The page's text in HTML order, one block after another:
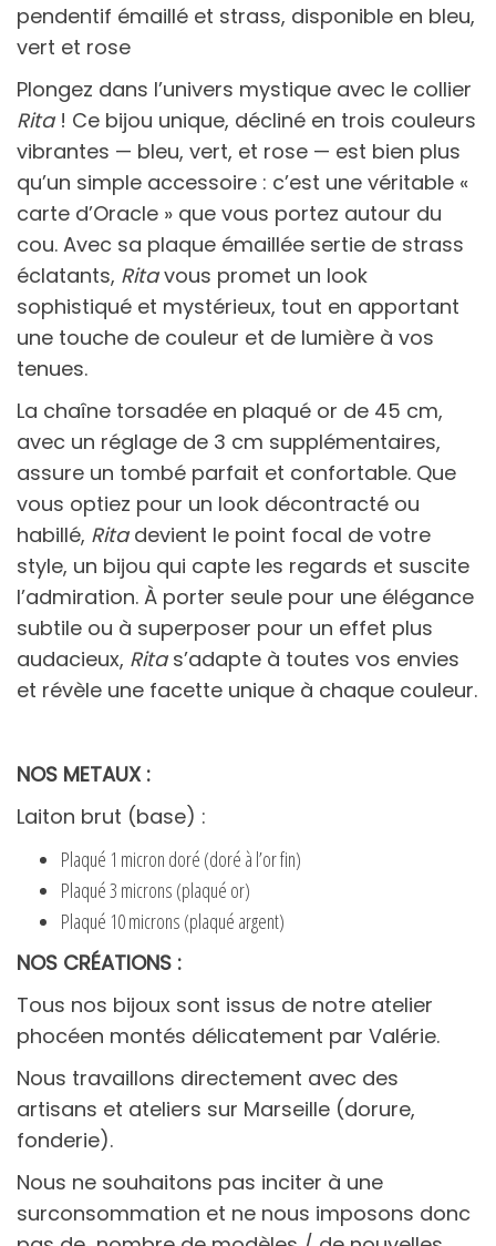
pendentif émaillé et strass, disponible en bleu,
vert et rose
Plongez dans l’univers mystique avec le collier
Rita! Ce bijou unique, décliné en trois couleurs
vibrantes — bleu, vert, et rose — est bien plus
qu’un simple accessoire : c’est une véritable «
carte d’Oracle » que vous portez autour du
cou. Avec sa plaque émaillée sertie de strass
éclatants, Ritavous promet un look
sophistiqué et mystérieux, tout en apportant
une touche de couleur et de lumière à vos
tenues.
La chaîne torsadée en plaqué or de 45 cm,
avec un réglage de 3 cm supplémentaires,
assure un tombé parfait et confortable. Que
vous optiez pour un look décontracté ou
habillé, Ritadevient le point focal de votre
style, un bijou qui capte les regards et suscite
l’admiration. À porter seule pour une élégance
subtile ou à superposer pour un effet plus
audacieux, Ritas’adapte à toutes vos envies
et révèle une facette unique à chaque couleur.
NOS METAUX :
Laiton brut (base) :
Plaqué 1 micron doré (doré à l’or fin)
Plaqué 3 microns (plaqué or)
Plaqué 10 microns (plaqué argent)
NOS CRÉATIONS :
Tous nos bijoux sont issus de notre atelier
phocéen montés délicatement par Valérie.
Nous travaillons directement avec des
artisans et ateliers sur Marseille (dorure,
fonderie).
Nous ne souhaitons pas inciter à une
surconsommation et ne nous imposons donc